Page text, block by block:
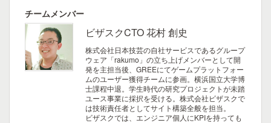
チームメンバー
ビザスクCTO 花村 創史
株式会社日本技芸の自社サービスであるグループ
ウェア「rakumo」の立ち上げメンバーとして開
発を主担当後、GREEにてゲームプラットフォー
ムのユーザー獲得チームに参画。横浜国立大学博
士課程中退。学生時代の研究プロジェクトが未踏
ユース事業に採択を受ける。株式会社ビザスクで
は技術責任者としてサイト構築全般を担当。
ビザスクでは、エンジニア個人にKPIを持っても